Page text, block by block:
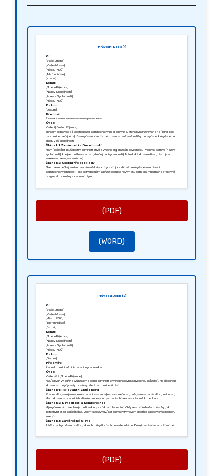
Průvodní Dopis (1)
Od:
[Vaše Jméno]
[Vaše Adresa]
[Město, PSČ]
[Telefonní číslo]
[E-mail]
Komu:
[Jméno Příjemce]
[Název Společnosti]
[Adresa Společnosti]
[Město, PSČ]
Datum:
[Datum]
Předmět:
Žádost o pozici administrativního pracovníka
Úvod:
Vážení [Jméno Příjemce],
obracím se na vás s žádostí o pozici administrativního pracovníka, která byla inzerována na [zdroj, kde
byla pozice zveřejněna]. Jsem přesvědčen, že mé zkušenosti a dovednosti by mohly přispět k úspěšnému
chodu vaší společnosti.
Článek 1: Zkušenosti a Dovednosti
Mám [počet] let zkušeností v administrativě a výborné organizační dovednosti. Pracoval jsem ve [název
společnosti], kde jsem měl na starosti [stručný popis povinností]. Mám také zkušenosti se [nástroje a
software, které jste používali].
Článek 2: Osobní Předpoklady
Jsem velmi pečlivý a orientovaný na detaily, což považuji za klíčové pro úspěšné vykonávání
administrativních úkolů. Také se rychle učím a přizpůsobuji se novým situacím, což mi pomáhá efektivně
reagovat na změny v pracovní náplni.
(PDF)
(WORD)
Průvodní Dopis (2)
Od:
[Vaše Jméno]
[Vaše Adresa]
[Město, PSČ]
[Telefonní číslo]
[E-mail]
Komu:
[Jméno Příjemce]
[Název Společnosti]
[Adresa Společnosti]
[Město, PSČ]
Datum:
[Datum]
Předmět:
Žádost o pozici administrativního pracovníka
Úvod:
Vážený/á [Jméno Příjemce],
rád/a bych vyjádřil/a svůj zájem o pozici administrativního pracovníka uvedenou na [zdroj]. Mé předchozí
zkušenosti mě připravily na výzvy, které tato pozice přináší.
Článek 1: Relevantní Zkušenosti
Pracoval/a jsem jako administrativní asistent v [název společnosti], kde jsem se zabýval/a [povinnosti].
Mám zkušenosti s administrativními procesy, organizací schůzek a správou dokumentace.
Článek 2: Dovednosti a Kompetence
Mým přirozeným talentem je multitasking a efektivní plánování. Vždy se snažím hledat způsoby, jak
zefektivnit práci a ušetřit čas. Jsem také zvyklý/á pracovat v týmovém prostředí a poskytovat podporu
kolegům.
Článek 3: Závěrečné Slovo
Rád/a bych prodiskutoval/a, jak mohu přispět k úspěchu vašeho týmu. Děkuji za váš čas a zvážení mé
(PDF)